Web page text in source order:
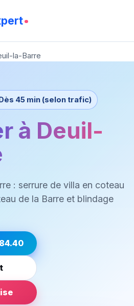
la-Barre
45 min (selon trafic)
à Deuil-
: serrure de villa en coteau
de la Barre et blindage